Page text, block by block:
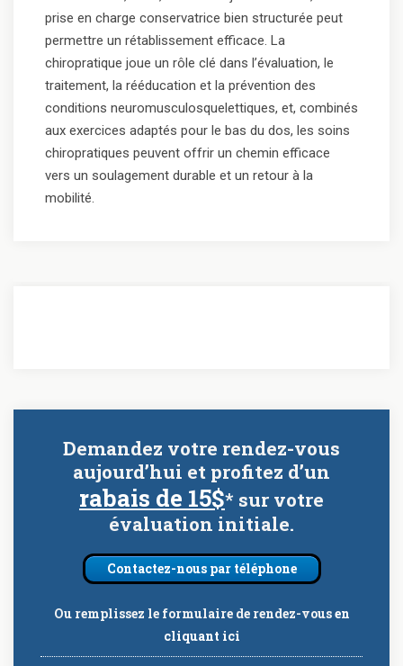
prise en charge conservatrice bien structurée peut
permettre un rétablissement efficace. La
chiropratique joue un rôle clé dans l’évaluation, le
traitement, la rééducation et la prévention des
conditions neuromusculosquelettiques, et, combinés
aux exercices adaptés pour le bas du dos, les soins
chiropratiques peuvent offrir un chemin efficace
vers un soulagement durable et un retour à la
mobilité.
Demandez votre rendez-vous
aujourd’hui et profitez d’un
rabais de 15$* sur votre
évaluation initiale.
Contactez-nous par téléphone
Ou remplissez le formulaire de rendez-vousen
cliquant ici